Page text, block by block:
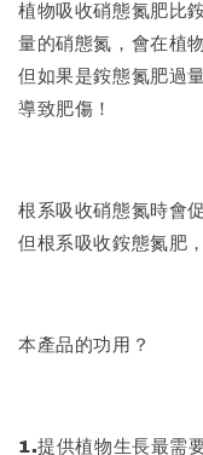
植物吸收硝態氮肥比
量的硝態氮，會在植
但如果是銨態氮肥過
導致肥傷！
根系吸收硝態氮時會
但根系吸收銨態氮肥
本產品的功用？
1.提供植物生長最需